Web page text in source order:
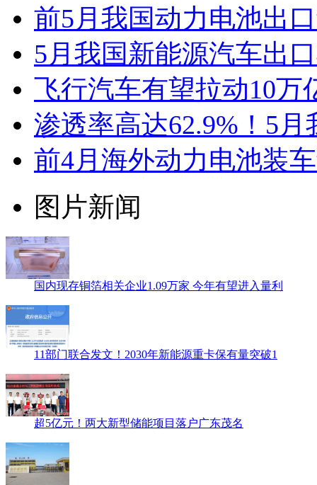
前5月我国动力电池出
5月我国新能源汽车出
飞行汽车有望拉动10
渗透率高达62.9%！5
前4月海外动力电池装
图片新闻
国内现存铜箔相关企业1.09万家 今年有望进入量利
11部门联合发文！2030年新能源重卡保有量突破1
超5亿元！两大新型储能项目落户广东茂名